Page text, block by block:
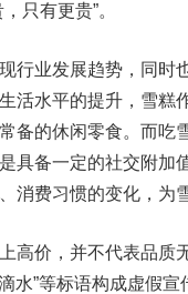
只有更贵”。
业发展趋势，同时
活水平的提升，雪糕
备的休闲零食。而吃
具备一定的社交附加
消费习惯的变化，为
价，并不代表品质无
滴水”等标语构成虚假